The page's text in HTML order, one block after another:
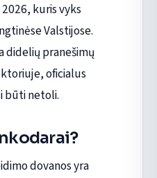
kuris vyks
Valstijose.
didelių pranešimų
oficialus
būti netoli.
dovanos yra